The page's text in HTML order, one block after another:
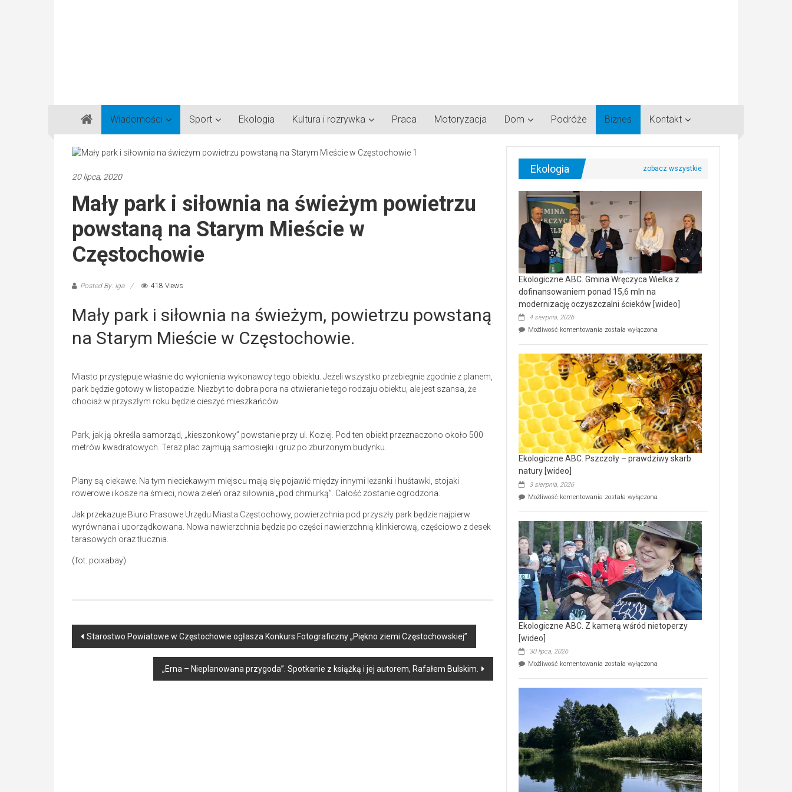
Gazeta
Regionalna
Częstochowa,
Lubliniec,
Wiadomości Sport Ekologia Kultura i rozrywka Praca Motoryzacja Dom Podróże Biznes Kontakt
20 lipca, 2020
Mały park i siłownia na świeżym powietrzu
powstaną na Starym Mieście w
Częstochowie
Posted By: Iga 418 Views
Mały park i siłownia na świeżym, powietrzu powstaną
na Starym Mieście w Częstochowie.
Miasto przystępuje właśnie do wyłonienia wykonawcy tego obiektu. Jeżeli wszystko przebiegnie zgodnie z planem,
park będzie gotowy w listopadzie. Niezbyt to dobra pora na otwieranie tego rodzaju obiektu, ale jest szansa, że
chociaż w przyszłym roku będzie cieszyć mieszkańców.
Park, jak ją określa samorząd, „kieszonkowy” powstanie przy ul. Koziej. Pod ten obiekt przeznaczono około 500
metrów kwadratowych. Teraz plac zajmują samosiejki i gruz po zburzonym budynku.
Plany są ciekawe. Na tym nieciekawym miejscu mają się pojawić między innymi leżanki i huśtawki, stojaki
rowerowe i kosze na śmieci, nowa zieleń oraz siłownia „pod chmurką”. Całość zostanie ogrodzona.
Jak przekazuje Biuro Prasowe Urzędu Miasta Częstochowy, powierzchnia pod przyszły park będzie najpierw
wyrównana i uporządkowana. Nowa nawierzchnia będzie po części nawierzchnią klinkierową, częściowo z desek
tarasowych oraz tłucznia.
(fot. poixabay)
Post
Starostwo Powiatowe w Częstochowie ogłasza Konkurs Fotograficzny „Piękno ziemi Częstochowskiej”
„Erna – Nieplanowana przygoda”. Spotkanie z książką i jej autorem, Rafałem Bulskim.
Ekologia
Ekologiczne ABC. Gmina Wręczyca Wielka z
dofinansowaniem ponad 15,6 mln na
modernizację oczyszczalni ścieków [wideo]
4 sierpnia, 2026
Możliwość komentowania Ekologiczne
Wręczyca
Wielka
z
dofinansowaniem
ponad
15,6
mln
na
modernizację
oczyszczalni
ścieków
[wideo]
została wyłączona
Ekologiczne ABC. Pszczoły – prawdziwy skarb
natury [wideo]
3 sierpnia, 2026
Możliwość komentowania Ekologiczne
–
prawdziwy
skarb
natury
[wideo]
została wyłączona
Ekologiczne ABC. Z kamerą wśród nietoperzy
[wideo]
30 lipca, 2026
Możliwość komentowania Ekologiczne
wśród
nietoperzy
[wideo]
została wyłączona